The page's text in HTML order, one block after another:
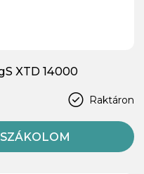
XTD 14000
Raktáron
SZÁKOLOM